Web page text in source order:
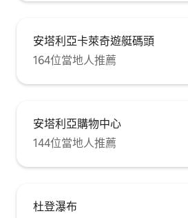
安塔利亞卡萊奇遊艇碼頭
164位當地人推薦
安塔利亞購物中心
144位當地人推薦
杜登瀑布